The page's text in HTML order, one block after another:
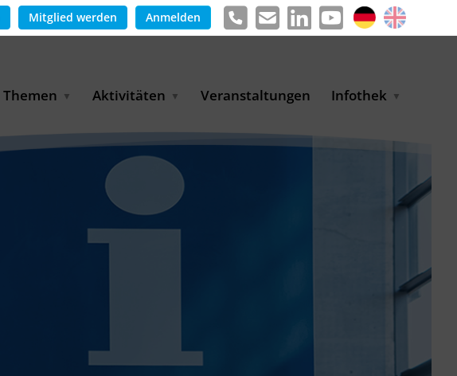
Mitglied werden Anmelden
Themen
Industriewasserwirtschaft
Aktivitäten
für KMU
Auslandsmessen
und Transferprojekt
Umweltschutz
Veranstaltungen Infothek
Informationen